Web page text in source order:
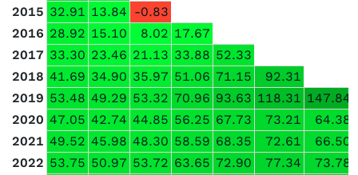
2015 32.91 13.84 -0.83
2016 28.92 15.10 8.02 17.67
2017 33.30 23.46 21.13 33.88 52.33
2018 41.69 34.90 35.97 51.06 71.15
92.31
2019 53.48 49.29 53.32 70.96 93.63 118.31 147.84
2020 47.05 42.74 44.85 56.25 67.73 73.21
64.38
2021 49.52 45.98 48.30 58.59 68.35 72.61 66.50
2022 53.75 50.97 53.72 63.65 72.90 77.34 73.78